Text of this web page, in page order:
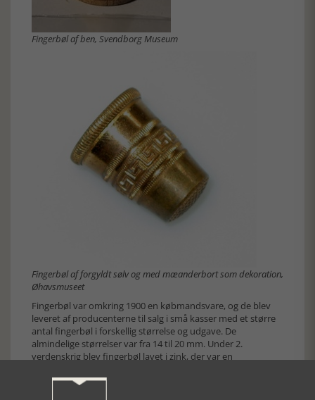
Fingerbøl af ben, Svendborg Museum
Fingerbøl af forgyldt sølv og med mæanderbort som dekoration,
Øhavsmuseet
Fingerbøl var omkring 1900 en købmandsvare, og de blev
leveret af producenterne til salg i små kasser med et større
antal fingerbøl i forskellig størrelse og udgave. De
almindelige størrelser var fra 14 til 20 mm. Under 2.
verdenskrig blev fingerbøl lavet i zink, der var en
har registreret et fingerbøl af gummi med åbning for neglen